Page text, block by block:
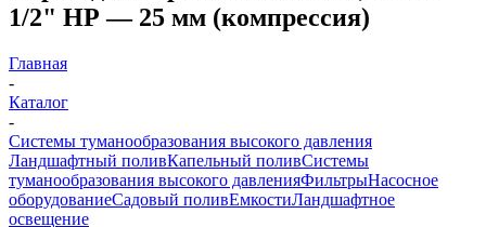
1/2" НР — 25 мм (компрессия)
Главная
-
Каталог
-
Системы туманообразования высокого давления
Ландшафтный поливКапельный поливСистемы
туманообразования высокого давленияФильтрыНасосное
оборудованиеСадовый поливЕмкостиЛандшафтное
освещение